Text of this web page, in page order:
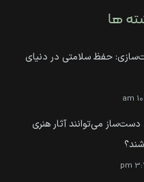
ها
حفظ سلامتی در دنیای
می‌توانند آثار هنری